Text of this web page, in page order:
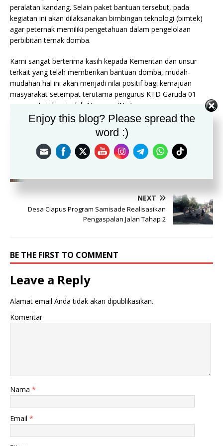
peralatan kandang. Selain paket bantuan tersebut, pada
kegiatan ini akan dilaksanakan bimbingan teknologi (bimtek)
agar peternak memiliki pengetahuan dalam pengelolaan
perbibitan ternak domba.
Kami sangat berterima kasih kepada Kementan dan unsur
terkait yang telah memberikan bantuan domba, mudah-
mudahan hal ini akan menjadi nilai positif bagi kemajuan
masyarakat setempat terutama pengurus KTD Garuda 01
yang saat ini berjumlah 15 orang.(Nia)
PREVIOUS
NEXT
Desa Ciapus Program Samisade Realisasikan
Pengaspalan Jalan Tahap 2
BE THE FIRST TO COMMENT
Leave a Reply
Alamat email Anda tidak akan dipublikasikan.
Komentar
Nama *
Email *
Enjoy this blog? Please spread the
word :)